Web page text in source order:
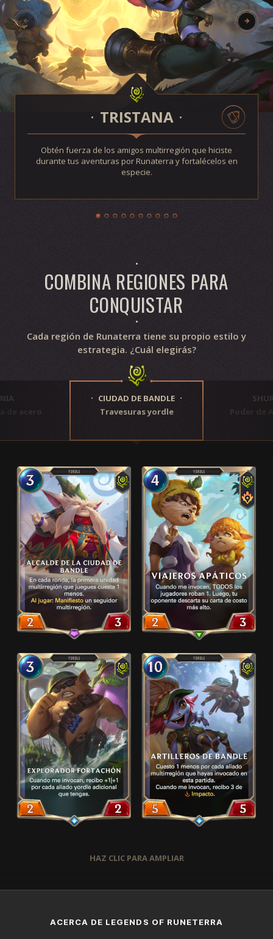
TRISTANA
Obtén fuerza de los amigos multirregión que hiciste
durante tus aventuras por Runaterra y fortalécelos en
especie.
COMBINA REGIONES PARA
CONQUISTAR
Cada región de Runaterra tiene su propio estilo y
estrategia. ¿Cuál elegirás?
de acero
CIUDAD DE BANDLE
Travesuras yordle
Poder de
HAZ CLIC PARA AMPLIAR
ACERCA DE LEGENDS OF RUNETERRA